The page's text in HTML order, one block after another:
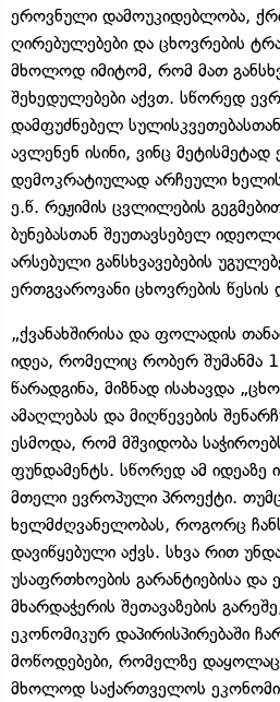
ეროვნული დამოუკიდებლობა,
ღირებულებები და ცხოვრების
მხოლოდ იმიტომ, რომ მათ
შეხედულებები აქვთ. სწორედ
დამფუძნებელ
ავლენენ ისინი, ვინც
დემოკრატიულად არჩეული
ე.წ. რეჟიმის ცვლილების
ბუნებასთან შეუთავსებელ
არსებული განსხვავებების
ერთგვაროვანი ცხოვრების წესის
„ქვანახშირისა და ფოლადის
იდეა, რომელიც რობერ შუმანმა
წარადგინა, მიზნად ისახავდა
ამაღლებას და მიღწევების
ესმოდა, რომ მშვიდობა
ფუნდამენტს. სწორედ ამ იდეაზე
მთელი ევროპული პროექტი.
ხელმძღვანელობას, როგორც
დავიწყებული აქვს. სხვა რით
უსაფრთხოების გარანტიებისა და
მხარდაჭერის შეთავაზების
ეკონომიკურ დაპირისპირებაში
მოწოდებები, რომელზე დაყოლაც
მხოლოდ საქართველოს